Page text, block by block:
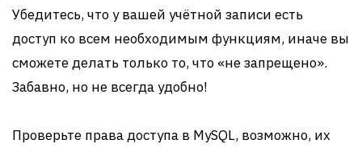
Убедитесь, что у вашей учётной записи есть
доступ ко всем необходимым функциям, иначе вы
сможете делать только то, что «не запрещено».
Забавно, но не всегда удобно!
Проверьте права доступа в MySQL, возможно, их